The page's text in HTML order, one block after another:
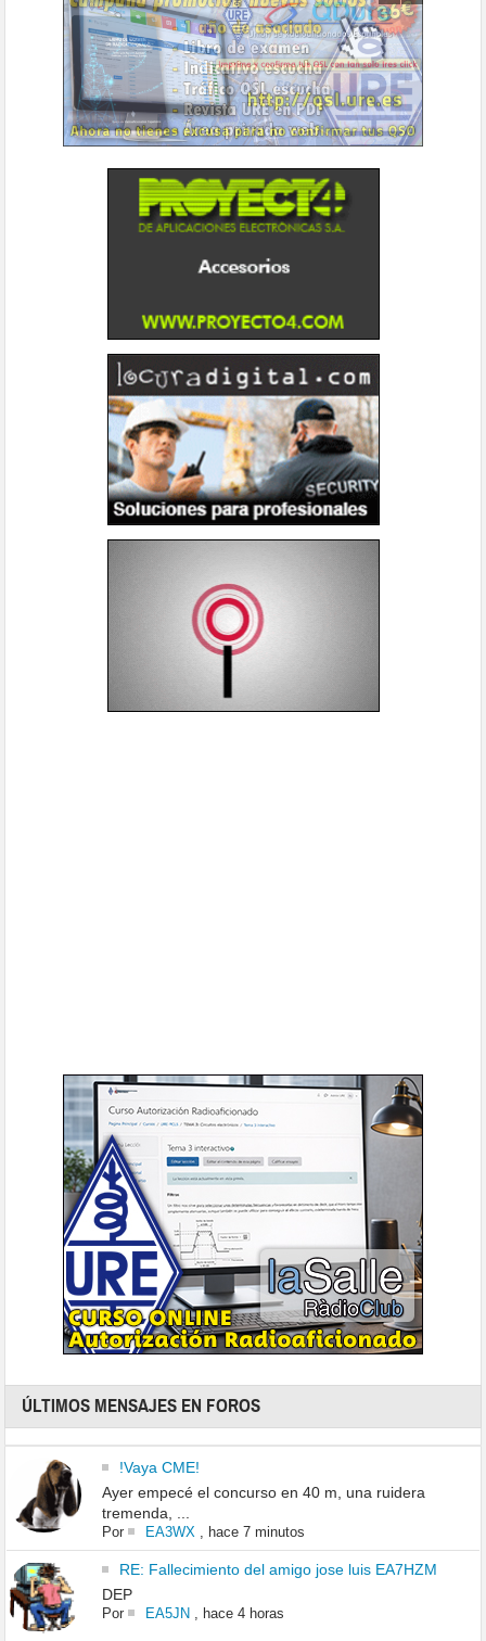
ÚLTIMOS MENSAJES EN FOROS
!Vaya CME!
Ayer empecé el concurso en 40 m, una ruidera
tremenda, ...
Por EA3WX hace 7 minutos
RE: Fallecimiento del amigo jose luis EA7HZM
DEP
Por EA5JN, hace 4 horas